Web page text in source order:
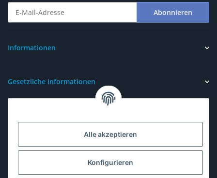
Alle akzeptieren
Konfigurieren
Abonnieren
Informationen
Gesetzliche Informationen